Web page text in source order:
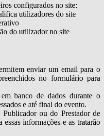
configurados no site:
utilizadores do site
do utilizador no site
enviar um email para o
no formulário para
banco de dados durante o
e até final do evento.
Publicador ou do Prestador de
informações e as tratarão